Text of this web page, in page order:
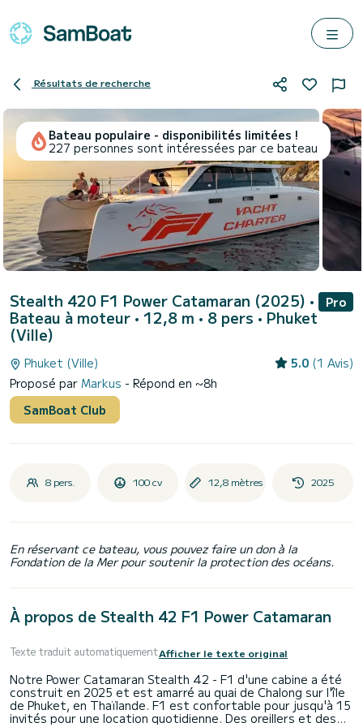
Résultats de recherche
Bateau populaire - disponibilités limitées !
227 personnes sont intéressées par ce bateau
Stealth 420 F1 Power Catamaran (2025) •
Bateau à moteur • 12,8 m • 8 pers • Phuket
(Ville)
Pro
Phuket (Ville) 5.0 (1 Avis)
Proposé par Markus - Répond en ~8h
SamBoat Club
8 pers. 100 cv 12,8 mètres 2025
En réservant ce bateau, vous pouvez faire un don à la
Fondation de la Mer pour soutenir la protection des océans.
À propos de Stealth 42 F1 Power Catamaran
Texte traduit automatiquementAfficher le texte original
Notre Power Catamaran Stealth 42 - F1 d'une cabine a été
construit en 2025 et est amarré au quai de Chalong sur l'île
de Phuket, en Thaïlande. F1 est confortable pour jusqu'à 15
invités pour une location quotidienne. Des oreillers et des